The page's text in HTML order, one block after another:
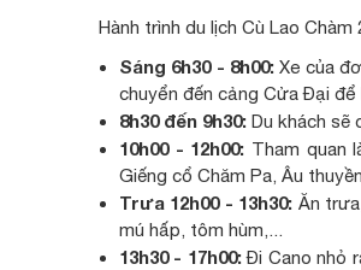
Hành trình du lịch Cù Lao
Sáng 6h30 - 8h00:Xe của
chuyển đến cảng Cửa Đại
8h30 đến 9h30: Du khách sẽ
10h00 - 12h00: Tham quan
Giếng cổ Chăm Pa, Âu
Trưa 12h00 - 13h30: Ăn
mú hấp, tôm hùm,...
13h30 - 17h00:Đi Cano nhỏ